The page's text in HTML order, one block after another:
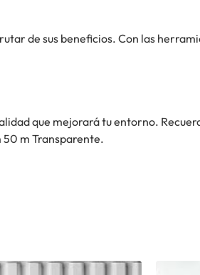
de sus beneficios. Con las
que mejorará tu entorno.
m Transparente.